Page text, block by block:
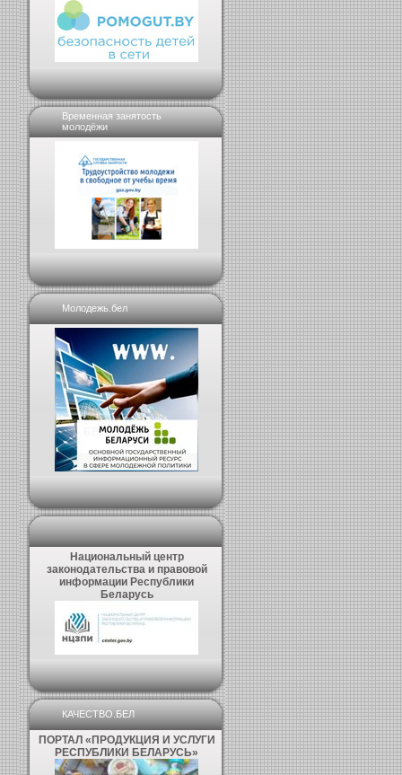
Временная занятость
молодёжи
Молодежь.бел
Национальный центр
законодательства и правовой
информации Республики
Беларусь
КАЧЕСТВО.БЕЛ
ПОРТАЛ «ПРОДУКЦИЯ И УСЛУГИ
РЕСПУБЛИКИ БЕЛАРУСЬ»